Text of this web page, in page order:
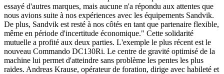
essayé d'autres marques, mais aucune n'a répondu aux attentes que
nous avions suite à nos expériences avec les équipements Sandvik.
De plus, Sandvik est resté à nos côtés en tant que partenaire flexible,
même en période d'incertitude économique." Cette solidarité
mutuelle a profité aux deux parties. L'exemple le plus récent est le
nouveau Commando DC130Ri. Le centre de gravité optimisé de la
machine lui permet d'atteindre sans problème les pentes les plus
raides. Andreas Krause, opérateur de foration, dirige avec habileté et